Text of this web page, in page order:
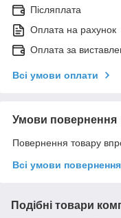
Післяплата
Оплата на рахунок
Оплата за
Всі умови оплати
Умови повернення
Повернення товару
Всі умови повернення
Подібні товари